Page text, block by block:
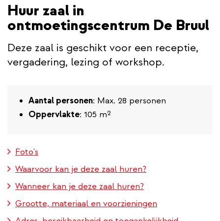
Huur zaal in
ontmoetingscentrum De Bruul
Deze zaal is geschikt voor een receptie,
vergadering, lezing of workshop.
Aantal personen: Max. 28 personen
Oppervlakte: 105 m²
Foto's
Waarvoor kan je deze zaal huren?
Wanneer kan je deze zaal huren?
Grootte, materiaal en voorzieningen